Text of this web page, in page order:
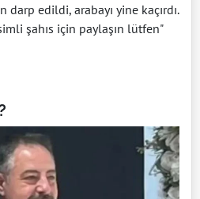
darp edildi, arabayı yine kaçırdı.
şahıs için paylaşın lütfen"